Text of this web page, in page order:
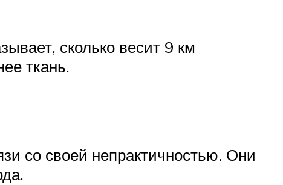
сколько весит 9 км
ткань.
со своей непрактичностью. Они